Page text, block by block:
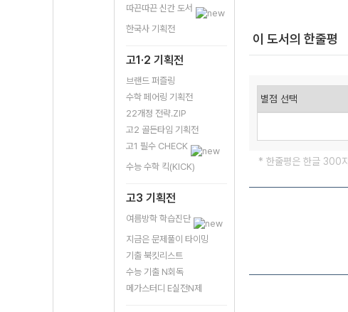
따끈따끈 신간 도서
한국사 기획전
고1·2 기획전
브랜드 퍼즐링
수학 페어링 기획전
22개정 전략.ZIP
고2 골든타임 기획전
고1 필수 CHECK
수능 수학 킥(KICK)
고3 기획전
여름방학 학습진단
지금은 문제풀이 타이밍
기출 북킷리스트
수능 기출 N회독
메가스터디 E실전N제
이 도서의 한줄평
* 한줄평은 한글 300